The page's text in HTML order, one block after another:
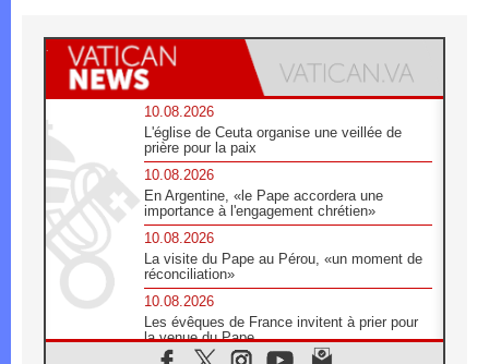
10.08.2026
L'église de Ceuta organise une veillée de
prière pour la paix
10.08.2026
En Argentine, «le Pape accordera une
importance à l'engagement chrétien»
10.08.2026
La visite du Pape au Pérou, «un moment de
réconciliation»
10.08.2026
Les évêques de France invitent à prier pour
la venue du Pape